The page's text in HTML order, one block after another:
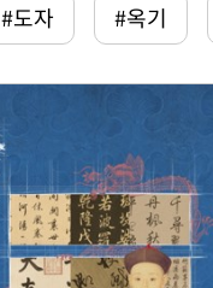
#도자 #옥기